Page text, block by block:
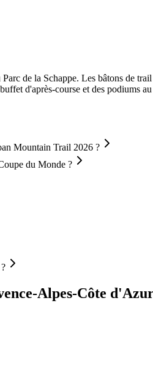
de la Schappe. Les bâtons de
d'après-course et des podiums
Mountain Trail 2026 ?
du Monde ?
Alpes-Côte